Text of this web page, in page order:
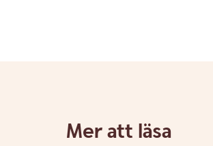
Mer att läsa